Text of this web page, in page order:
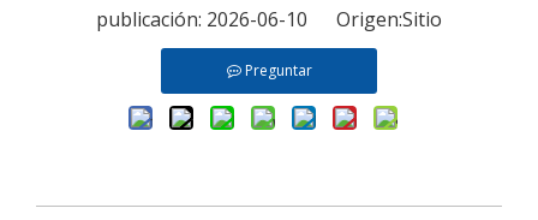
publicación: 2026-06-10 Origen:Sitio
Preguntar